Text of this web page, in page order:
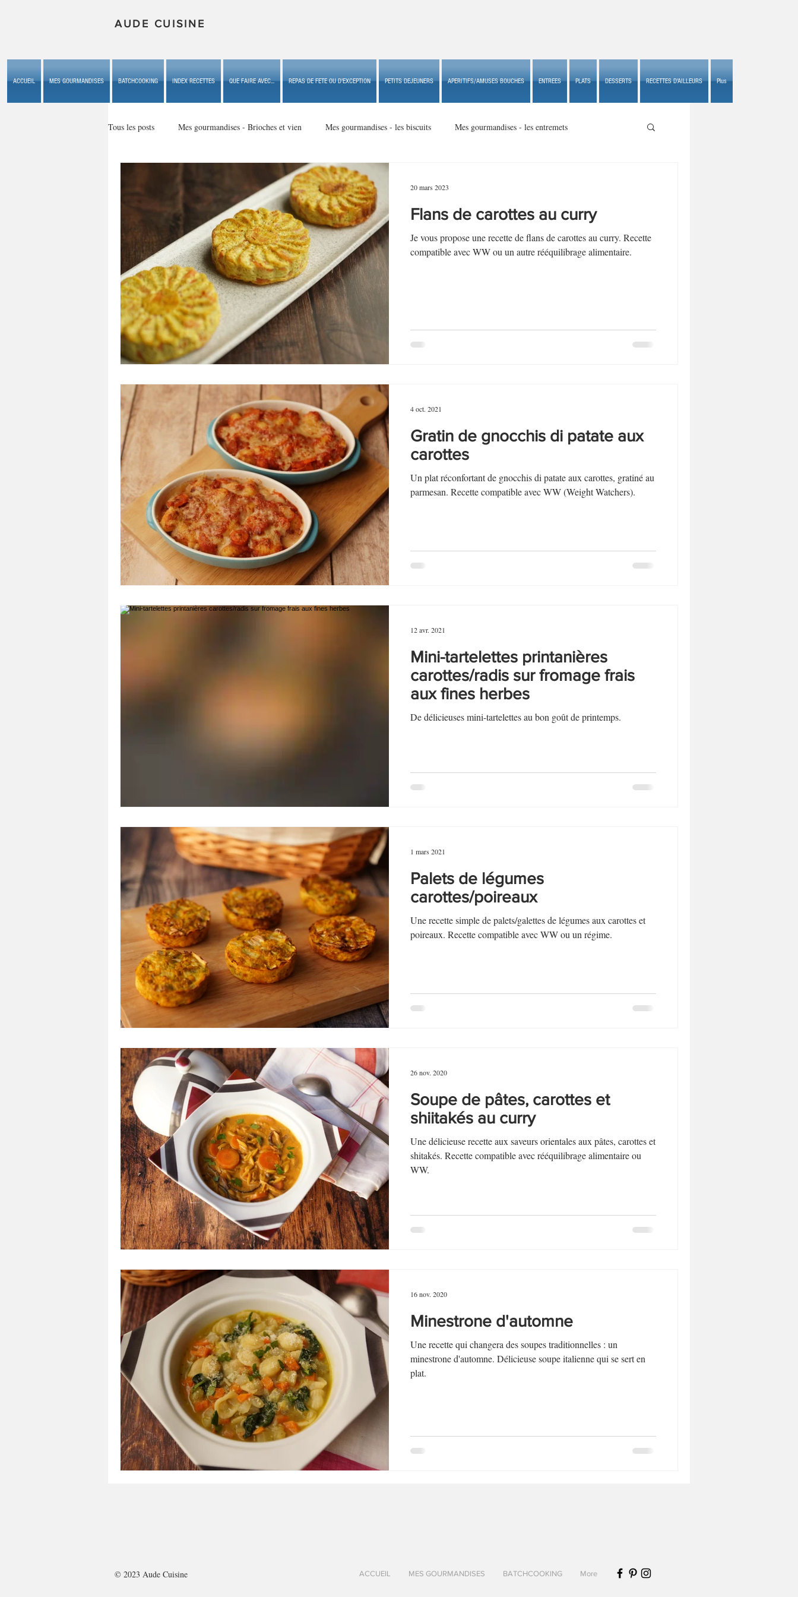
AUDE CUISINE
ACCUEIL MES GOURMANDISES BATCHCOOKING INDEX RECETTES QUE FAIRE AVEC... REPAS DE FETE OU D'EXCEPTION PETITS DEJEUNERS APERITIFS/AMUSES BOUCHES ENTREES PLATS DESSERTS RECETTES D'AILLEURS Plus
Tous les posts Mes gourmandises - Brioches et vien Mes gourmandises - les biscuits Mes gourmandises - les entremets
Mes gourmandises - made in USA
Mes gourmandises - plaisirs d'enfan Accompagnements Apéritifs/amuses bouches de fête ou Apéritifs croustillants
A tartiner Aux flocons d'avoine au Fromage autres petits déjeuners
Bouchées apéritives Bowlcakes bowlcakes salés
Crêpes, gaufres et pancakes Desserts au chocolat Desserts aux fruits
Entrées chaudes Entrées de fête ou d'exception Entrées froides
Flans de carottes au curry
Je vous propose une recette de flans de carottes au curry. Recette
compatible avec WW ou un autre rééquilibrage alimentaire.
20 mars 2023
Gratin de gnocchis di patate aux
carottes
Un plat réconfortant de gnocchis di patate aux carottes, gratiné au
parmesan. Recette compatible avec WW (Weight Watchers).
4 oct. 2021
Mini-tartelettes printanières
carottes/radis sur fromage frais
aux fines herbes
De délicieuses mini-tartelettes au bon goût de printemps.
12 avr. 2021
Palets de légumes
carottes/poireaux
Une recette simple de palets/galettes de légumes aux carottes et
poireaux. Recette compatible avec WW ou un régime.
1 mars 2021
Soupe de pâtes, carottes et
shiitakés au curry
Une délicieuse recette aux saveurs orientales aux pâtes, carottes et
shitakés. Recette compatible avec rééquilibrage alimentaire ou
WW.
26 nov. 2020
Minestrone d'automne
Une recette qui changera des soupes traditionnelles : un
minestrone d'automne. Délicieuse soupe italienne qui se sert en
plat.
16 nov. 2020
© 2023 Aude Cuisine ACCUEIL MES GOURMANDISES BATCHCOOKING More